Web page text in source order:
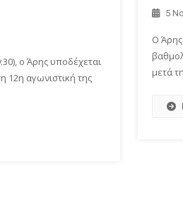
ο Άρης υποδέχεται
12η αγωνιστική της
5
Ο
μετά